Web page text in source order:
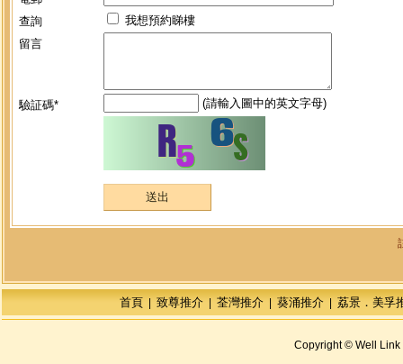
查詢
我想預約睇樓
留言
驗証碼* (請輸入圖中的英文字母)
首頁 致尊推介| 荃灣推介| 葵涌推介| 荔景．美孚
Copyright © Well Link